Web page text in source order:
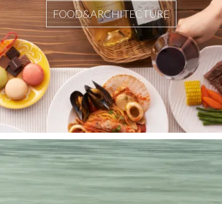
FOOD&ARCHITECTURE